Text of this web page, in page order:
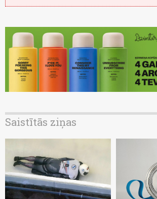
Saistītās ziņas